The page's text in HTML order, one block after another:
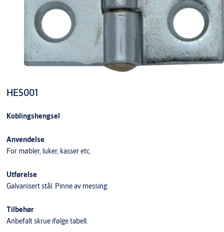
HE5001
Koblingshengsel
Anvendelse
For møbler, luker, kasser etc.
Utførelse
Galvanisert stål. Pinne av messing.
Tilbehør
Anbefalt skrue ifølge tabell.